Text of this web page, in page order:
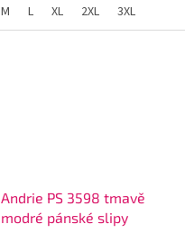
M
L XL 2XL 3XL
Andrie PS 3598 tmavě
modré pánské slipy